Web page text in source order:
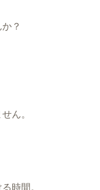
？
ん。
時間。